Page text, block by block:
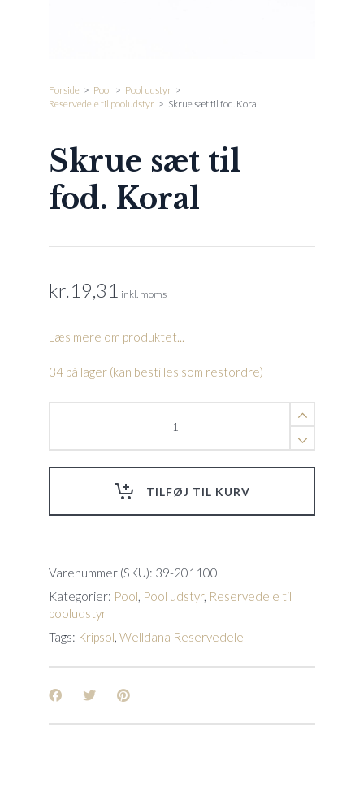
Forside > Pool > Pool udstyr >
Reservedele til pooludstyr > Skrue sæt til fod. Koral
Skrue sæt til
fod. Koral
kr.19,31 inkl. moms
Læs mere om produktet...
34 på lager (kan bestilles som restordre)
TILFØJ TIL KURV
Varenummer (SKU): 39-201100
Kategorier: Pool, Pool udstyr, Reservedele til
pooludstyr
Tags: Kripsol, Welldana Reservedele